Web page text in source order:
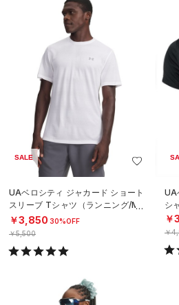
SALE
UAベロシティ ジャカード ショート
スリーブ Tシャツ（ランニング/ME
N）
￥3,850 30%OFF
￥5,500
UA
シ
￥
￥